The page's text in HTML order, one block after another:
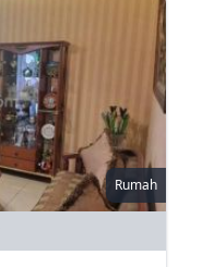
Rumah